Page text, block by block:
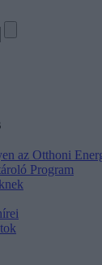
az Otthoni
Program